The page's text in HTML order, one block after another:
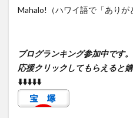
Mahalo!（ハワイ語で「ありが
ブログランキング参加中です。
応援クリックしてもらえると
⬇️⬇️⬇️⬇️⬇️